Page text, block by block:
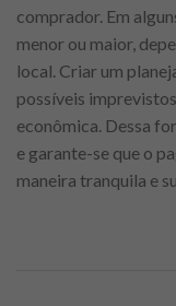
comprador. Em
menor ou maior,
local. Criar um
possíveis
econômica. Dessa
e garante-se que o
maneira tranquila e